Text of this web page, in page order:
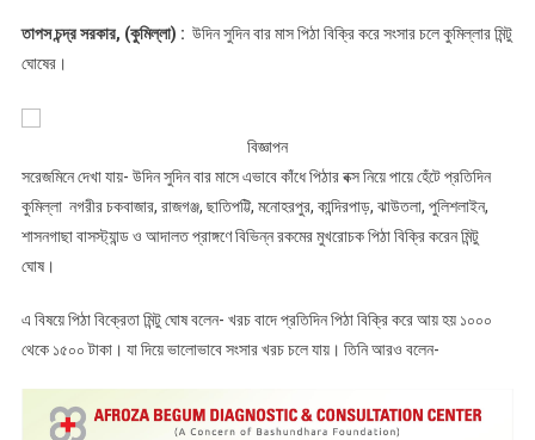
করে
ঘোষের
তাপস চন্দ্র সরকার, (কুমিল্লা) : উদিন সুদিন বার মাস পিঠা বিক্রি করে সংসার চলে কুমিল্লার মিন্টু
ঘোষের।
বিজ্ঞাপন
সরেজমিনে দেখা যায়- উদিন সুদিন বার মাসে এভাবে কাঁধে পিঠার বক্স নিয়ে পায়ে হেঁটে প্রতিদিন
কুমিল্লা নগরীর চকবাজার, রাজগঞ্জ, ছাতিপট্টি, মনোহরপুর, কান্দিরপাড়, ঝাউতলা, পুলিশলাইন,
শাসনগাছা বাসস্ট্যান্ড ও আদালত প্রাঙ্গণে বিভিন্ন রকমের মুখরোচক পিঠা বিক্রি করেন মিন্টু
ঘোষ।
এ বিষয়ে পিঠা বিক্রেতা মিন্টু ঘোষ বলেন- খরচ বাদে প্রতিদিন পিঠা বিক্রি করে আয় হয় ১০০০
থেকে ১৫০০ টাকা। যা দিয়ে ভালোভাবে সংসার খরচ চলে যায়। তিনি আরও বলেন-